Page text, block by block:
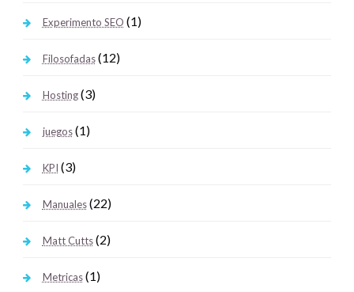
Experimento SEO (1)
Filosofadas(12)
Hosting(3)
juegos(1)
KPI (3)
Manuales(22)
Matt Cutts(2)
Metricas(1)